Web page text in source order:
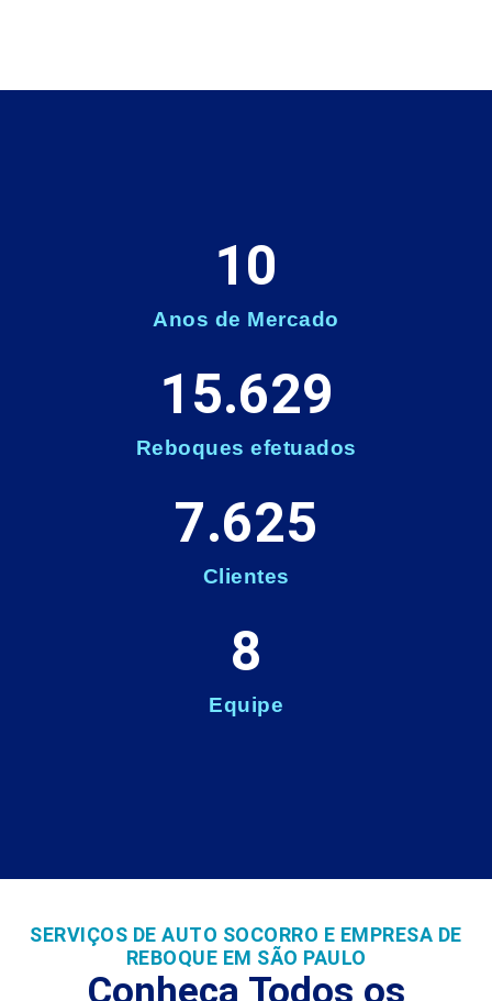
Anos de Mercado
10
Reboques efetuados
15.629
Clientes
7.625
Equipe
8
SERVIÇOS DE AUTO SOCORRO E EMPRESA DE
REBOQUE EM SÃO PAULO
Conheça Todos os